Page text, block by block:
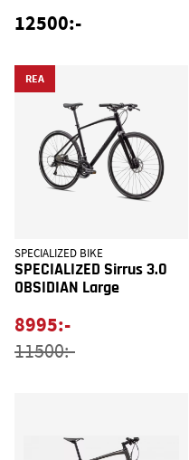
12500:-
REA
SPECIALIZED BIKE
SPECIALIZED Sirrus 3.0
OBSIDIAN Large
8995:-
11500:-